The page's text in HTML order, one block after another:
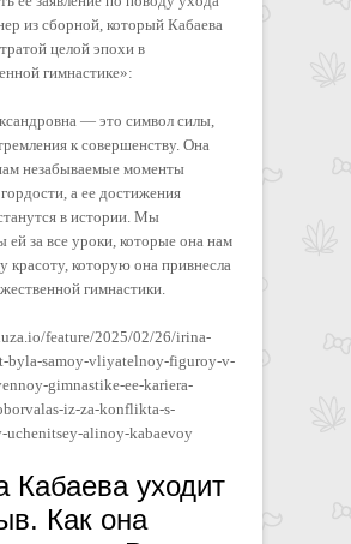
из сборной, который Кабаева
целой эпохи в
гимнастике»:
— это символ силы,
к совершенству. Она
незабываемые моменты
а ее достижения
в истории. Мы
ей за все уроки, которые она нам
красоту, которую она привнесла
гимнастики.
feature/2025/02/26/irina-
byla-samoy-vliyatelnoy-figuroy-v-
gimnastike-ee-kariera-
iz-za-konflikta-s-
alinoy-kabaevoy
Кабаева уходит
Как она